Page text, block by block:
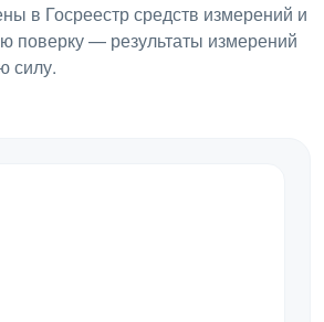
в Госреестр средств измерений и
поверку — результаты измерений
силу.